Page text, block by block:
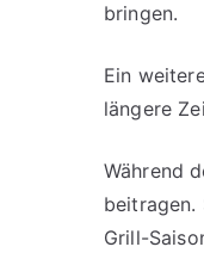
bringen.
Ein
längere
Während
beitragen.
Grill-